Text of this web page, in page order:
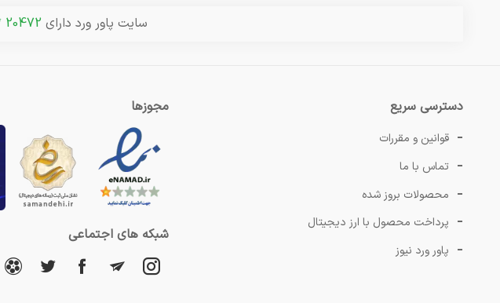
سایت پاور ورد دارای 20472
دسترسی سریع
قوانین و مقررات
تماس با ما
محصولات بروز شده
پرداخت محصول با ارز دیجیتال
پاور ورد نیوز
مجوزها
شبکه های اجتماعی